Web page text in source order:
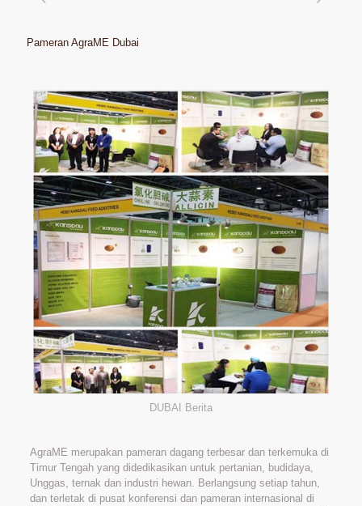
Pameran AgraME Dubai
DUBAI Berita
AgraME merupakan pameran dagang terbesar dan terkemuka di
Timur Tengah yang didedikasikan untuk pertanian, budidaya,
Unggas, ternak dan industri hewan. Berlangsung setiap tahun,
dan terletak di pusat konferensi dan pameran internasional di